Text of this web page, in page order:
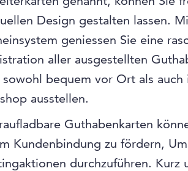
Design gestalten lassen.
geniessen Sie eine
aller ausgestellten
sowohl bequem vor Ort als auch
ausstellen.
Guthabenkarten
Kundenbindung zu fördern,
durchzuführen. Kurz